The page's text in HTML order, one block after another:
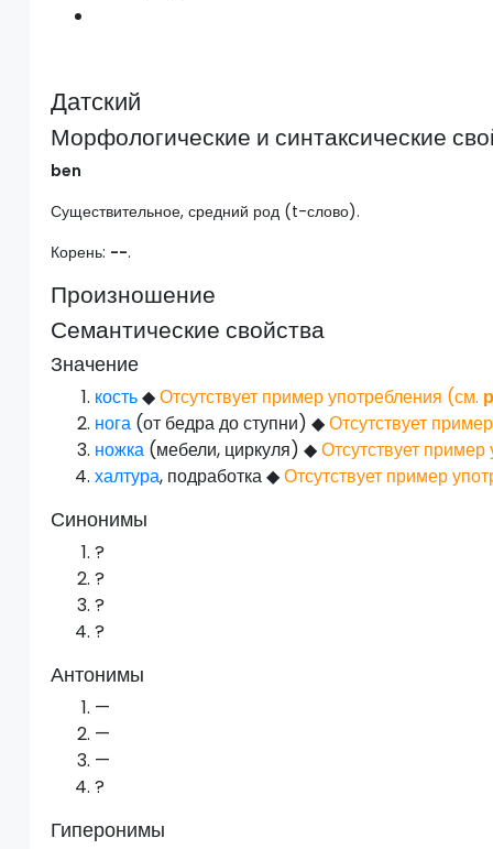
Датский
Морфологические и синтаксические
ben
Существительное, средний род (t-слово).
Корень: --.
Произношение
Семантические свойства
Значение
кость◆Отсутствует пример употребления (см.
нога (от бедра до ступни)◆Отсутствует
ножка (мебели, циркуля)◆Отсутствует
халтура, подработка◆Отсутствует пример
Синонимы
?
?
?
?
Антонимы
—
—
—
?
Гиперонимы